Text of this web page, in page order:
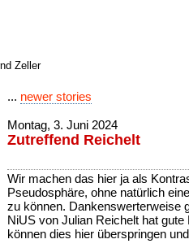
Zeller
... newer stories
Montag, 3. Juni 2024
Zutreffend Reichelt
Wir machen das hier ja als
Pseudosphäre, ohne natürlich
zu können. Dankenswerterweise
NiUS von Julian Reichelt hat
können dies hier überspringen